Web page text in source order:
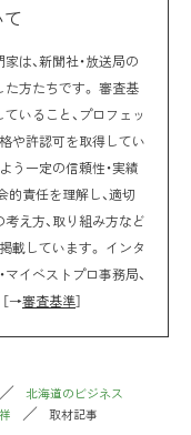
は、新聞社・放送局の
方たちです。 審査基
いること、プロフェッ
や許認可を取得してい
う一定の信頼性・実績
的責任を理解し、適切
え方、取り組み方など
載しています。 インタ
イベストプロ事務局、
→審査基準］
北海道のビジネス
取材記事